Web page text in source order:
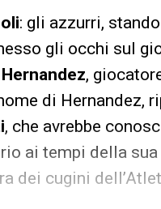
: gli azzurri,
gli occhi sul
,
di Hernandez,
, che avrebbe
ai tempi della
dei cugini